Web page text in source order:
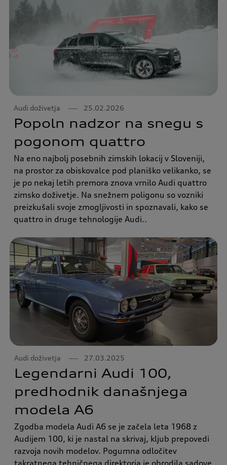
Audi doživetja 25.02.2026
Popoln nadzor na snegu s
pogonom quattro
Na eno najbolj posebnih zimskih lokacij v Sloveniji,
na prostor za obiskovalce pod planiško velikanko, se
je po nekaj letih premora znova vrnilo Audi quattro
zimsko doživetje. Na snežnem poligonu so vozniki
preizkušali svoje zmogljivosti in spoznavali, kako se
quattro in druge tehnologije Audi..
Audi doživetja 27.03.2025
Legendarni Audi 100,
predhodnik današnjega
modela A6
Zgodba modela Audi A6 se je začela leta 1968 z
Audijem 100, ki je nastal na skrivaj, kljub prepovedi
razvoja novih modelov. Pogumna odločitev